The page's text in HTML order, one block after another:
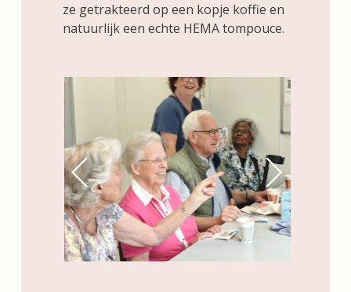
ze getrakteerd op een kopje koffie en
natuurlijk een echte HEMA tompouce.